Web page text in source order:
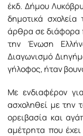
έκδ. Δήμου
δημοτικά
άρθρα σε διάφορα
την Ένωση
Διαγωνισμό
γήλοφος, ήταν
Με ενδιαφέρον
ασχοληθεί με την
ορειβασία και
αμέτρητα που